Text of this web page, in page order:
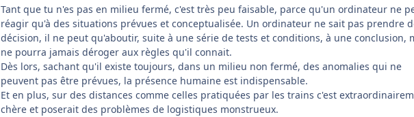
Tant que tu n'es pas en milieu fermé, c'est très peu faisable, parce qu'un ordinateur ne
réagir qu'à des situations prévues et conceptualisée. Un ordinateur ne sait pas prendre
décision, il ne peut qu'aboutir, suite à une série de tests et conditions, à une conclusion,
ne pourra jamais déroger aux règles qu'il connait.
Dès lors, sachant qu'il existe toujours, dans un milieu non fermé, des anomalies qui ne
peuvent pas être prévues, la présence humaine est indispensable.
Et en plus, sur des distances comme celles pratiquées par les trains c'est
chère et poserait des problèmes de logistiques monstrueux.